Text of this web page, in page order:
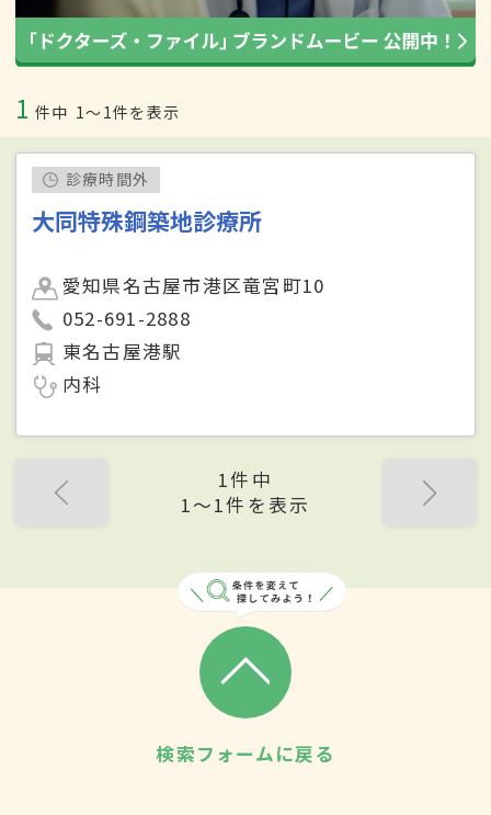
1 件中 1〜1件を表示
診療時間外
大同特殊鋼築地診療所
愛知県名古屋市港区竜宮町10
052-691-2888
東名古屋港駅
内科
1件中
1〜1件を表示
検索フォームに戻る